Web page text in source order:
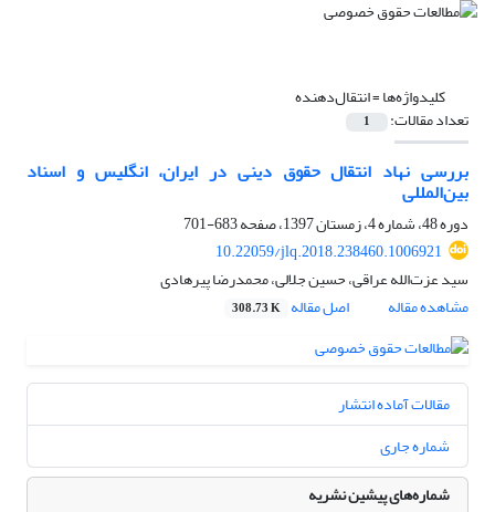
کلیدواژه‌ها =انتقال‌دهنده
تعداد مقالات: 1
بررسی نهاد انتقال حقوق دینی در ایران، انگلیس و اسناد
بین‌المللی
دوره 48، شماره 4، زمستان 1397، صفحه
683-701
10.22059/jlq.2018.238460.1006921
سید عزت‌الله عراقی، حسین جلالی، محمدرضا پیرهادی
مشاهده مقاله
اصل مقاله 308.73 K
مقالات آماده انتشار
شماره جاری
شماره‌های پیشین نشریه